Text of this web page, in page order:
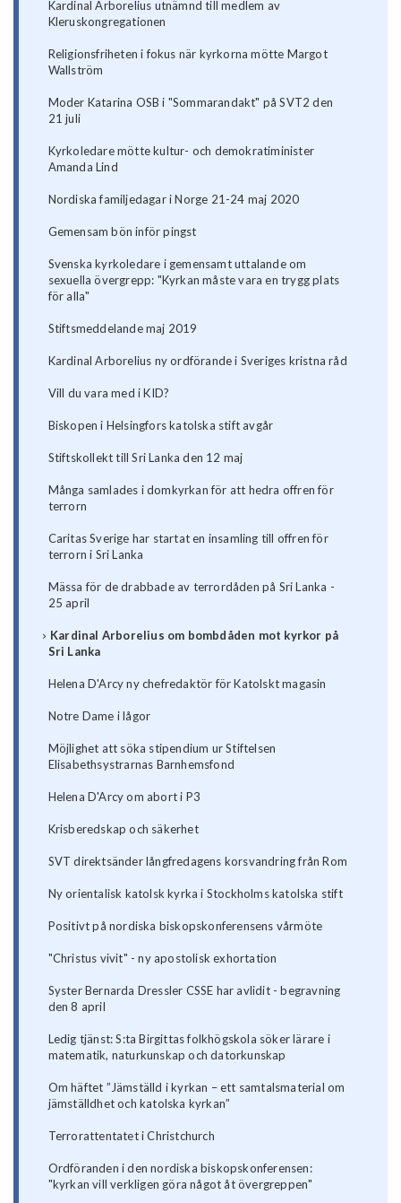
Kardinal Arborelius utnämnd till medlem av
Kleruskongregationen
Religionsfriheten i fokus när kyrkorna mötte Margot
Wallström
Moder Katarina OSB i "Sommarandakt" på SVT2 den
21 juli
Kyrkoledare mötte kultur- och demokratiminister
Amanda Lind
Nordiska familjedagar i Norge 21-24 maj 2020
Gemensam bön inför pingst
Svenska kyrkoledare i gemensamt uttalande om
sexuella övergrepp: "Kyrkan måste vara en trygg plats
för alla"
Stiftsmeddelande maj 2019
Kardinal Arborelius ny ordförande i Sveriges kristna råd
Vill du vara med i KID?
Biskopen i Helsingfors katolska stift avgår
Stiftskollekt till Sri Lanka den 12 maj
Många samlades i domkyrkan för att hedra offren för
terrorn
Caritas Sverige har startat en insamling till offren för
terrorn i Sri Lanka
Mässa för de drabbade av terrordåden på Sri Lanka -
25 april
Kardinal Arborelius om bombdåden mot kyrkor på
Sri Lanka
Helena D'Arcy ny chefredaktör för Katolskt magasin
Notre Dame i lågor
Möjlighet att söka stipendium ur Stiftelsen
Elisabethsystrarnas Barnhemsfond
Helena D'Arcy om abort i P3
Krisberedskap och säkerhet
SVT direktsänder långfredagens korsvandring från Rom
Ny orientalisk katolsk kyrka i Stockholms katolska stift
Positivt på nordiska biskopskonferensens vårmöte
"Christus vivit" - ny apostolisk exhortation
Syster Bernarda Dressler CSSE har avlidit - begravning
den 8 april
Ledig tjänst: S:ta Birgittas folkhögskola söker lärare i
matematik, naturkunskap och datorkunskap
Om häftet ”Jämställd i kyrkan – ett samtalsmaterial om
jämställdhet och katolska kyrkan”
Terrorattentatet i Christchurch
Ordföranden i den nordiska biskopskonferensen:
"kyrkan vill verkligen göra något åt övergreppen"